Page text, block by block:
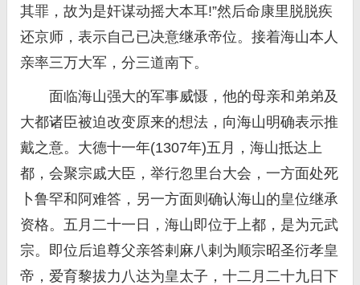
其罪，故为是奸谋动摇大本耳!”然后命康里脱脱疾
还京师，表示自己已决意继承帝位。接着海山本人
亲率三万大军，分三道南下。
面临海山强大的军事威慑，他的母亲和弟弟及
大都诸臣被迫改变原来的想法，向海山明确表示推
戴之意。大德十一年(1307年)五月，海山抵达上
都，会聚宗戚大臣，举行忽里台大会，一方面处死
卜鲁罕和阿难答，另一方面则确认海山的皇位继承
资格。五月二十一日，海山即位于上都，是为元武
宗。即位后追尊父亲答剌麻八剌为顺宗昭圣衍孝皇
帝，爱育黎拔力八达为皇太子，十二月二十九日下